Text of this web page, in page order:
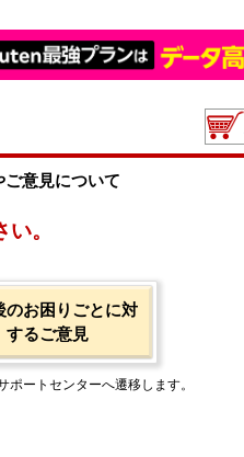
ご意見について
。
のお困りごとに対
するご意見
ポートセンターへ遷移します。